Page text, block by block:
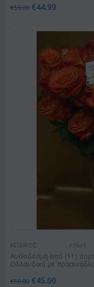
€50.00 €44.99
ΚΩΔΙΚΟΣ: roso1
Ανθοδέσμη από (11)
Ολλανδικά με
€50.00 €45.00